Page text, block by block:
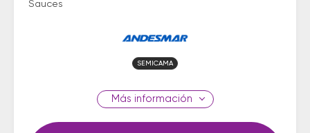
Sauces
SEMICAMA
información